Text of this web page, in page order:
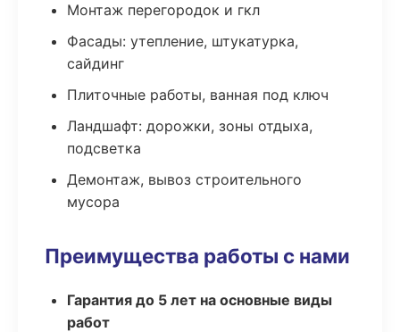
Монтаж перегородок и гкл
Фасады: утепление, штукатурка,
сайдинг
Плиточные работы, ванная под ключ
Ландшафт: дорожки, зоны отдыха,
подсветка
Демонтаж, вывоз строительного
мусора
Преимущества работы с нами
Гарантия до 5 лет на основные виды
работ